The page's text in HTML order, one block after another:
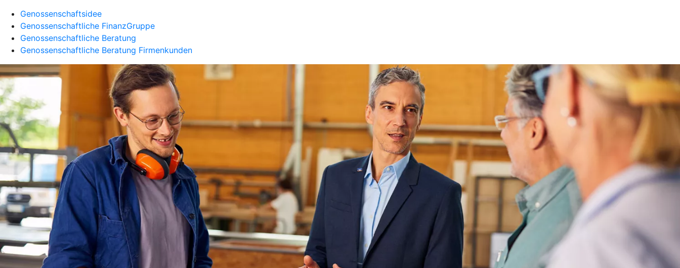
Genossenschaftsidee
Genossenschaftliche FinanzGruppe
Genossenschaftliche Beratung
Genossenschaftliche Beratung Firmenkunden